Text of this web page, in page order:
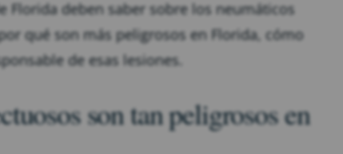
Florida deben saber sobre los neumáticos
qué son más peligrosos en Florida, cómo
de esas lesiones.
son tan peligrosos en